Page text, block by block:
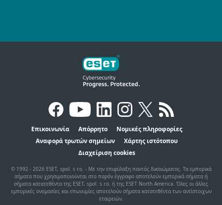
Επικοινωνία Απόρρητο
Νομικές πληροφορίες
Αναφορά τρωτών σημείων
Χάρτης ιστότοπου
Διαχείριση cookies
© 1992 - 2026 ESET, spol. s r.o. - Με την επιφύλαξη παντός δικαιώματος. Τα εμπορικά
σήματα που χρησιμοποιούνται στο παρόν έγγραφο αποτελούν εμπορικά σήματα ή
σήματα κατατεθέντα της ESET, spol. s r.o. ή της ESET North America. Όλες οι άλλες
εμπορικές ονομασίες και επωνυμίες αποτελούν σήματα κατατεθέντα των αντίστοιχων
εταιρειών.